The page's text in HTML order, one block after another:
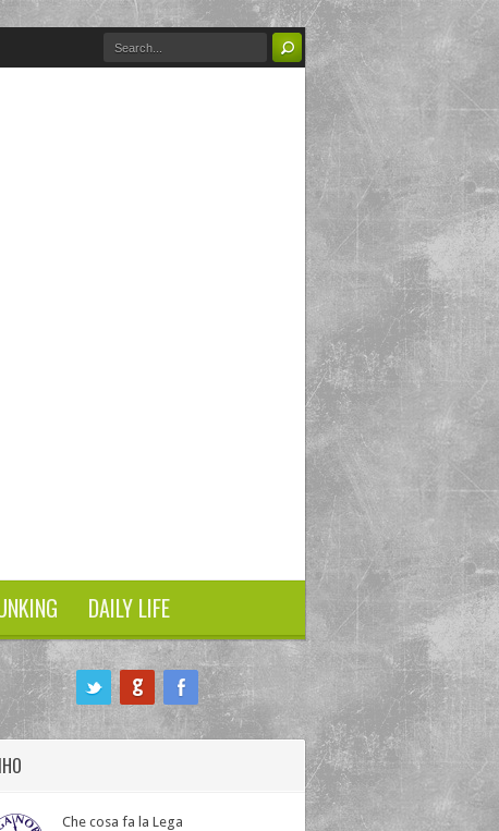
DAILY LIFE
Che cosa fa la Lega